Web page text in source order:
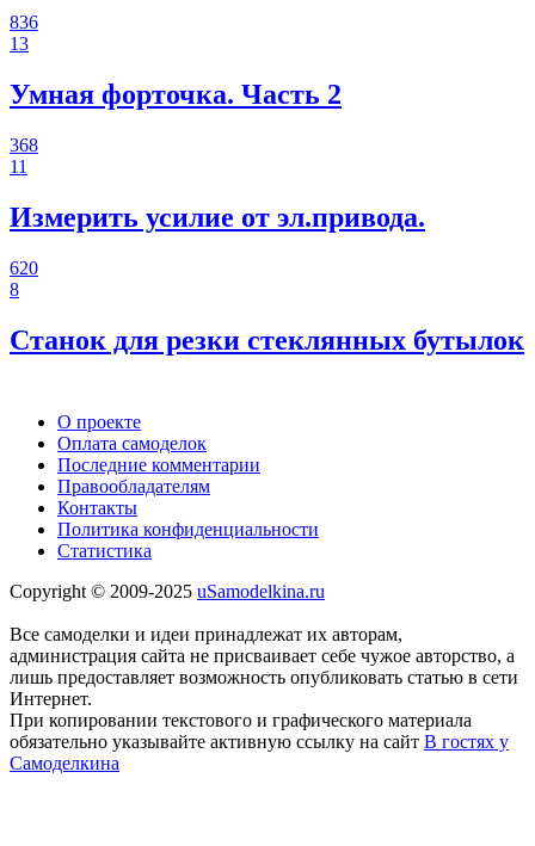
836
13
Умная форточка. Часть 2
368
11
Измерить усилие от эл.привода.
620
8
Станок для резки стеклянных бутылок
О проекте
Оплата самоделок
Последние комментарии
Правообладателям
Контакты
Политика конфиденциальности
Статистика
Copyright © 2009-2025 uSamodelkina.ru
Все самоделки и идеи принадлежат их авторам,
администрация сайта не присваивает себе чужое авторство, а
лишь предоставляет возможность опубликовать статью в сети
Интернет.
При копировании текстового и графического материала
обязательно указывайте активную ссылку на сайт В гостях у
Самоделкина